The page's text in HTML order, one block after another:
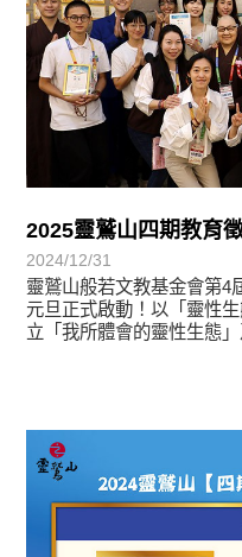
2025靈鷲山四期教育
2024/12/31
靈鷲山般若文教基金會第4
元旦正式啟動！以「靈性
立「我所體會的靈性生態